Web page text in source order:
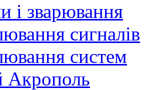
і зварювання
сигналів
систем
Акрополь